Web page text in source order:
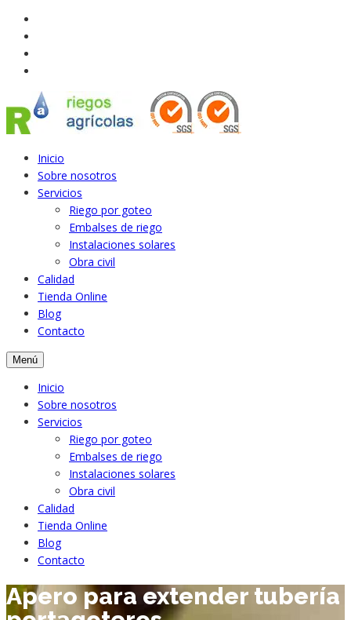
Inicio
Sobre nosotros
Servicios
Riego por goteo
Embalses de riego
Instalaciones solares
Obra civil
Calidad
Tienda Online
Blog
Contacto
Menú
Inicio
Sobre nosotros
Servicios
Riego por goteo
Embalses de riego
Instalaciones solares
Obra civil
Calidad
Tienda Online
Blog
Contacto
Apero para extender tubería